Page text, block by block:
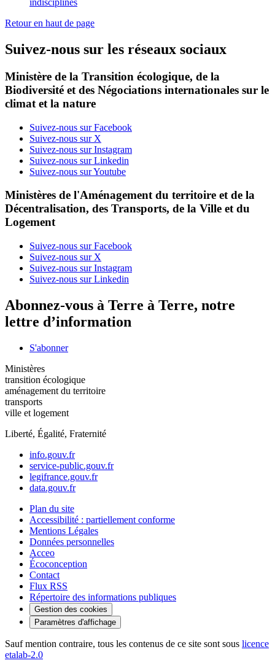
indisciplinés
Retour en haut de page
Suivez-nous sur les réseaux sociaux
Ministère de la Transition écologique, de la
Biodiversité et des Négociations internationales sur le
climat et la nature
Suivez-nous sur Facebook
Suivez-nous sur X
Suivez-nous sur Instagram
Suivez-nous sur Linkedin
Suivez-nous sur Youtube
Ministères de l'Aménagement du territoire et de la
Décentralisation, des Transports, de la Ville et du
Logement
Suivez-nous sur Facebook
Suivez-nous sur X
Suivez-nous sur Instagram
Suivez-nous sur Linkedin
Abonnez-vous à Terre à Terre, notre
lettre d’information
S'abonner
Ministères
transition écologique
aménagement du territoire
transports
ville et logement
Liberté, Égalité, Fraternité
info.gouv.fr
service-public.gouv.fr
legifrance.gouv.fr
data.gouv.fr
Plan du site
Accessibilité : partiellement conforme
Mentions Légales
Données personnelles
Acceo
Écoconception
Contact
Flux RSS
Répertoire des informations publiques
Gestion des cookies
Paramètres d'affichage
Sauf mention contraire, tous les contenus de ce site sont sous licence
etalab-2.0